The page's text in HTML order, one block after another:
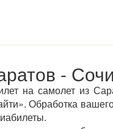
- Сочи
на самолет из
Обработка